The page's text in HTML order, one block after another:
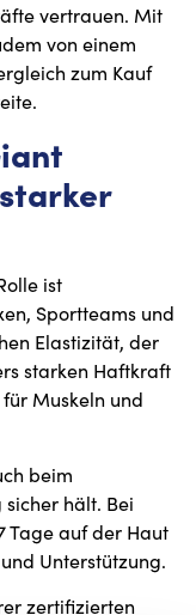
vertrauen. Mit
von einem
zum Kauf
ist
Sportteams und
Elastizität, der
starken Haftkraft
Muskeln und
beim
hält. Bei
Tage auf der Haut
Unterstützung.
zertifizierten